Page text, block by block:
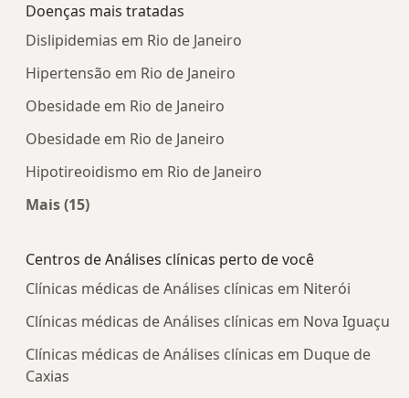
Doenças mais tratadas
Dislipidemias em Rio de Janeiro
Hipertensão em Rio de Janeiro
Obesidade em Rio de Janeiro
Obesidade em Rio de Janeiro
Hipotireoidismo em Rio de Janeiro
Mais (15)
Centros de Análises clínicas perto de você
Clínicas médicas de Análises clínicas em Niterói
Clínicas médicas de Análises clínicas em Nova Iguaçu
Clínicas médicas de Análises clínicas em Duque de
Caxias